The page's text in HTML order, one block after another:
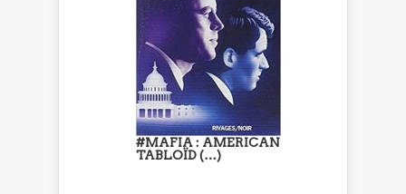
#MAFIA : AMERICAN
TABLOÏD (…)